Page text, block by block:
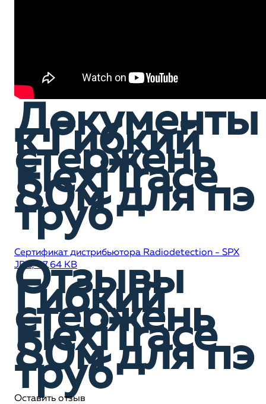
Документы
к Гибкий
стержень
FlexiTrace
80м для пэ
труб
Сертификат дистрибьютора Radiodetection - SPX
JPG, 87,64 KB
Отзывы
Гибкий
стержень
FlexiTrace
80м для пэ
труб
Оставить отзыв